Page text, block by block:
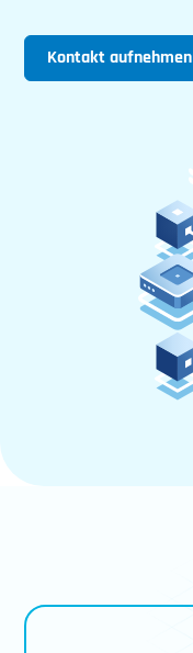
Kontakt aufnehmen